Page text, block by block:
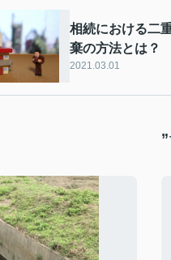
相続における二
棄の方法とは？
2021.03.01